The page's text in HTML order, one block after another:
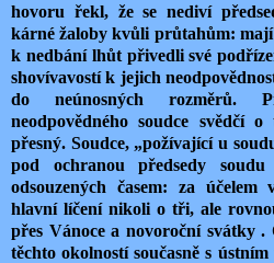
hovoru řekl, že se nediví
kárné žaloby kvůli průtahům:
k nedbání lhůt přivedli své
shovívavostí k jejich
do neúnosných rozměrů.
neodpovědného soudce svědčí
přesný. Soudce, „požívající u
pod ochranou předsedy
odsouzených časem: za účelem
hlavní líčení nikoli o tři, ale
přes Vánoce a novoroční svátky .
těchto okolností současně s